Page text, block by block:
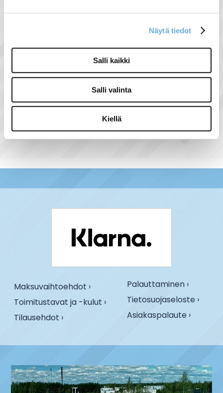
Näytä tiedot
Salli kaikki
Salli valinta
Kiellä
kosketin):0
Näytä lisää tuotteita
ABB tuoteryhmästä
Maksuvaihtoehdot ›
Toimitustavat ja -kulut ›
Tilausehdot ›
Palauttaminen ›
Tietosuojaseloste ›
Asiakaspalaute ›